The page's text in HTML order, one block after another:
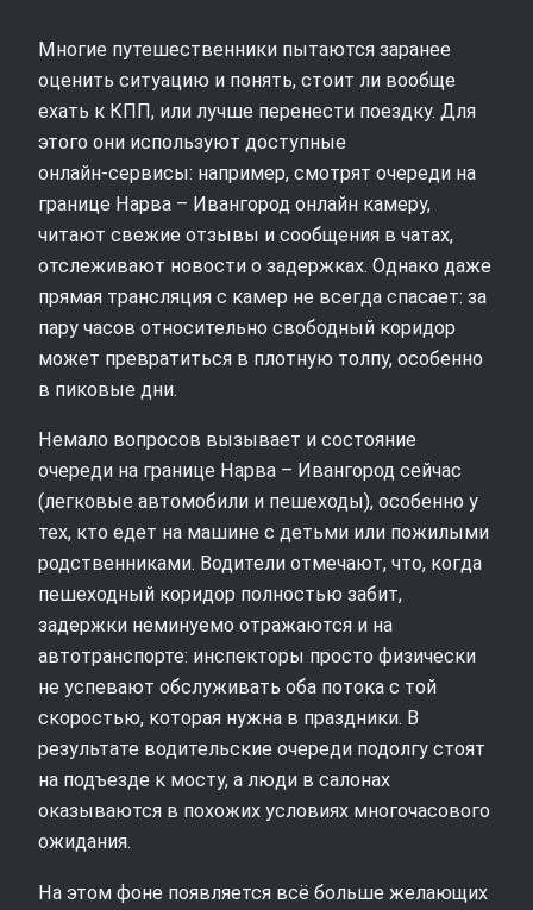
Многие путешественники пытаются заранее
оценить ситуацию и понять, стоит ли вообще
ехать к КПП, или лучше перенести поездку. Для
этого они используют доступные
онлайн‑сервисы: например, смотрят очереди на
границе Нарва – Ивангород онлайн камеру,
читают свежие отзывы и сообщения в чатах,
отслеживают новости о задержках. Однако даже
прямая трансляция с камер не всегда спасает: за
пару часов относительно свободный коридор
может превратиться в плотную толпу, особенно
в пиковые дни.
Немало вопросов вызывает и состояние
очереди на границе Нарва – Ивангород сейчас
(легковые автомобили и пешеходы), особенно у
тех, кто едет на машине с детьми или пожилыми
родственниками. Водители отмечают, что, когда
пешеходный коридор полностью забит,
задержки неминуемо отражаются и на
автотранспорте: инспекторы просто физически
не успевают обслуживать оба потока с той
скоростью, которая нужна в праздники. В
результате водительские очереди подолгу стоят
на подъезде к мосту, а люди в салонах
оказываются в похожих условиях многочасового
ожидания.
На этом фоне появляется всё больше желающих